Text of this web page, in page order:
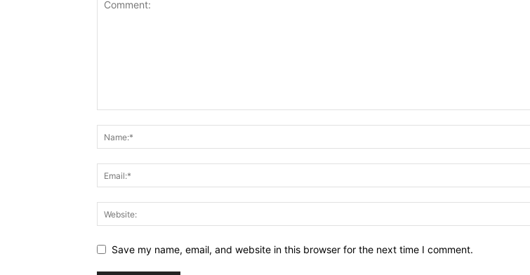
Save my name, email, and website in this browser for the next time I comment.